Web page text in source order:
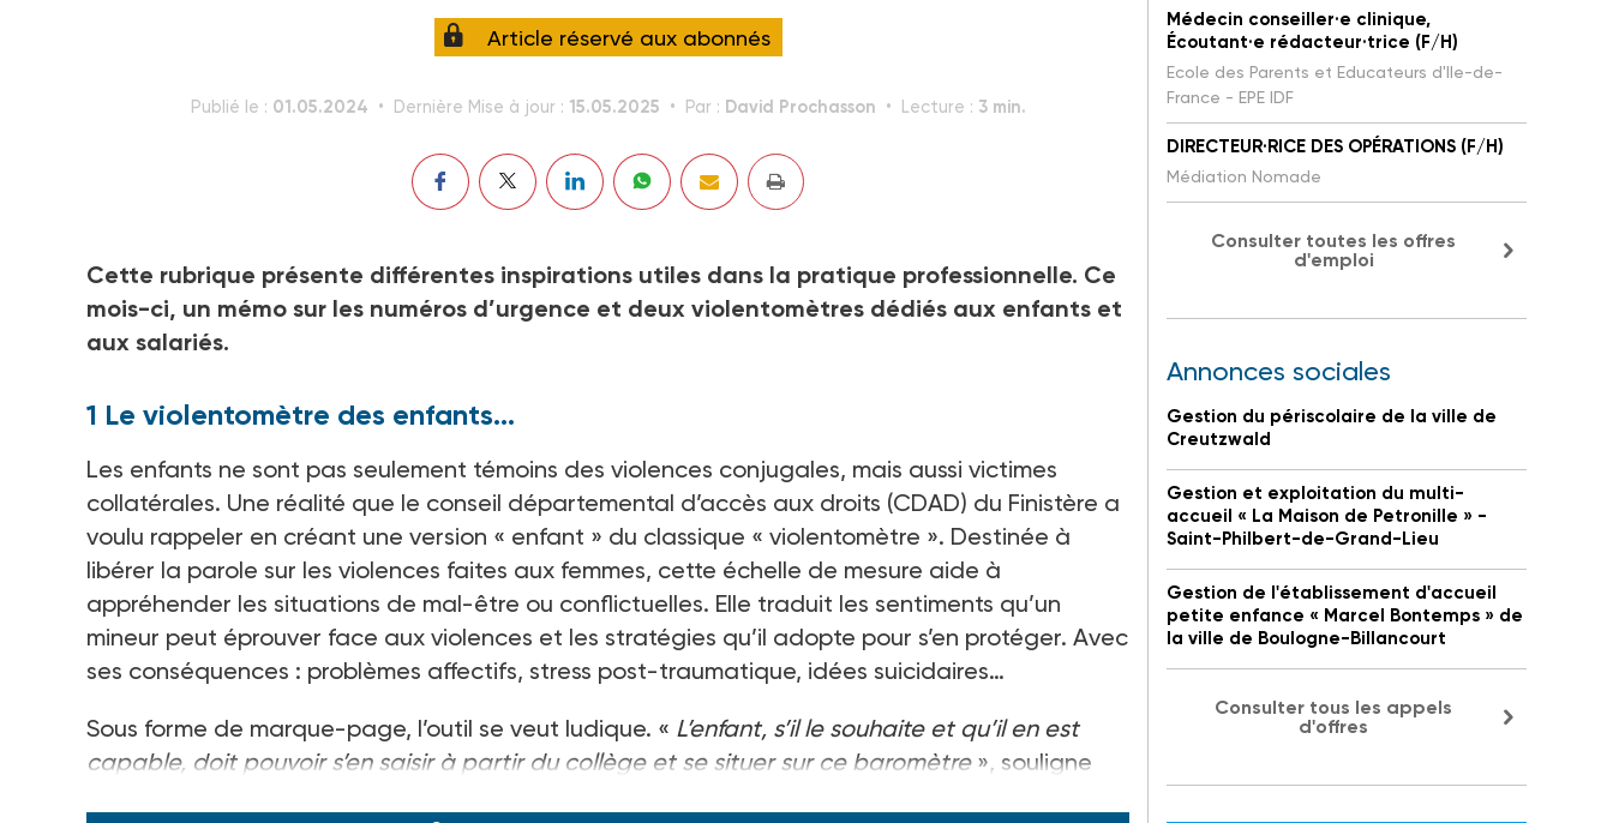
Article réservé aux abonnés
Publié le : 01.05.2024 Dernière Mise à jour : 15.05.2025 Par : David Prochasson Lecture : 3 min.
Cette rubrique présente différentes inspirations utiles dans la pratique professionnelle. Ce
mois-ci, un mémo sur les numéros d’urgence et deux violentomètres dédiés aux enfants et
aux salariés.
1 Le violentomètre des enfants…
Les enfants ne sont pas seulement témoins des violences conjugales, mais aussi victimes
collatérales. Une réalité que le conseil départemental d’accès aux droits (CDAD) du Finistère a
voulu rappeler en créant une version « enfant » du classique « violentomètre ». Destinée à
libérer la parole sur les violences faites aux femmes, cette échelle de mesure aide à
appréhender les situations de mal-être ou conflictuelles. Elle traduit les sentiments qu’un
mineur peut éprouver face aux violences et les stratégies qu’il adopte pour s’en protéger. Avec
ses conséquences : problèmes affectifs, stress post-traumatique, idées suicidaires…
Sous forme de marque-page, l’outil se veut ludique. « L’enfant, s’il le souhaite et qu’il en est
capable, doit pouvoir s’en saisir à partir du collège et se situer sur ce baromètre», souligne
Médecin conseiller·e clinique,
Écoutant·e rédacteur·trice (F/H)
Ecole des Parents et Educateurs d'Ile-de-
France - EPE IDF
DIRECTEUR·RICE DES OPÉRATIONS (F/H)
Médiation Nomade
Consulter toutes les offres
d'emploi
Annonces sociales
Gestion du périscolaire de la ville de
Creutzwald
Gestion et exploitation du multi-
accueil « La Maison de Petronille » -
Saint-Philbert-de-Grand-Lieu
Gestion de l'établissement d'accueil
petite enfance « Marcel Bontemps » de
la ville de Boulogne-Billancourt
Consulter tous les appels
d'offres